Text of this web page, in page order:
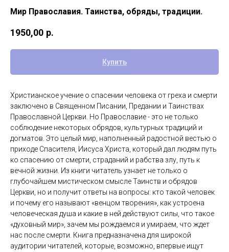
Мир Православия. Таинства, обряды, традиции.
1950,00 р.
Купить
Христианское учение о спасении человека от греха и смерти
заключено в Священном Писании, Предании и Таинствах
Православной Церкви. Но Православие - это не только
соблюдение некоторых обрядов, культурных традиций и
догматов. Это целый мир, наполненный радостной вестью о
приходе Спасителя, Иисуса Христа, который дал людям путь
ко спасению от смерти, страданий и рабства злу, путь к
вечной жизни. Из книги читатель узнает не только о
глубочайшем мистическом смысле Таинств и обрядов
Церкви, но и получит ответы на вопросы: кто такой человек
и почему его называют «венцом творения», как устроена
человеческая душа и какие в ней действуют силы, что такое
«духовный мир», зачем мы рождаемся и умираем, что ждет
нас после смерти. Книга предназначена для широкой
аудитории читателей, которые, возможно, впервые ищут